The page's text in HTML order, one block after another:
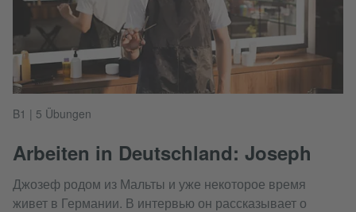
B1 | 5 Übungen
Arbeiten in Deutschland: Joseph
Джозеф родом из Мальты и уже некоторое время
живет в Германии. В интервью он рассказывает о